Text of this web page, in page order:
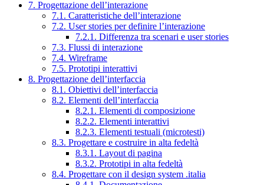
7. Progettazione dell’interazione
7.1. Caratteristiche dell’interazione
7.2. User stories per definire l’interazione
7.2.1. Differenza tra scenari e user stories
7.3. Flussi di interazione
7.4. Wireframe
7.5. Prototipi interattivi
8. Progettazione dell’interfaccia
8.1. Obiettivi dell’interfaccia
8.2. Elementi dell’interfaccia
8.2.1. Elementi di composizione
8.2.2. Elementi interattivi
8.2.3. Elementi testuali (microtesti)
8.3. Progettare e costruire in alta fedeltà
8.3.1. Layout di pagina
8.3.2. Prototipi in alta fedeltà
8.4. Progettare con il design system .italia